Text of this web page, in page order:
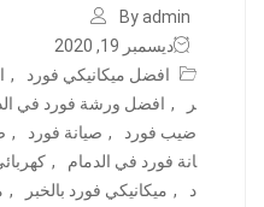
By admin
ديسمبر 19, 2020
افضل ميكانيكي فورد
,
ر
, افضل ورشة فورد في
ضيب فورد
, صيانة فورد ,
انة فورد في الدمام
,
د
, ميكانيكي فورد بالخبر ,